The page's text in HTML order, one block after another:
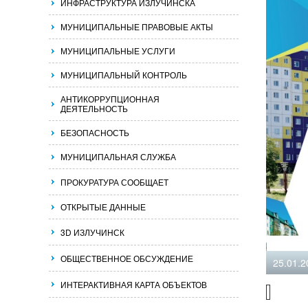
ИНФРАСТРУКТУРА ИЗЛУЧИНСКА
МУНИЦИПАЛЬНЫЕ ПРАВОВЫЕ АКТЫ
МУНИЦИПАЛЬНЫЕ УСЛУГИ
МУНИЦИПАЛЬНЫЙ КОНТРОЛЬ
АНТИКОРРУПЦИОННАЯ
ДЕЯТЕЛЬНОСТЬ
БЕЗОПАСНОСТЬ
МУНИЦИПАЛЬНАЯ СЛУЖБА
ПРОКУРАТУРА СООБЩАЕТ
ОТКРЫТЫЕ ДАННЫЕ
3D ИЗЛУЧИНСК
ОБЩЕСТВЕННОЕ ОБСУЖДЕНИЕ
ИНТЕРАКТИВНАЯ КАРТА ОБЪЕКТОВ